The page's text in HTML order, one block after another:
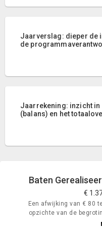
Jaarverslag: dieper de
de
Jaarrekening: inzicht
(balans) en het
Baten
€
Een afwijking van € 80
opzichte van de